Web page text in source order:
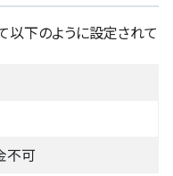
以下のように設定されて
不可